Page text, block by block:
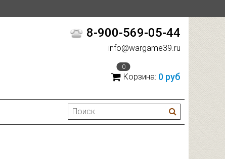
8-900-569-05-44
info@wargame39.ru
0
Корзина: 0 руб